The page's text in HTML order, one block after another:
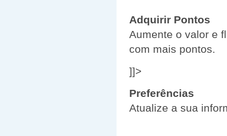
Adquirir Pontos
Aumente o valor e
com mais pontos.
]]>
Preferências
Atualize a sua